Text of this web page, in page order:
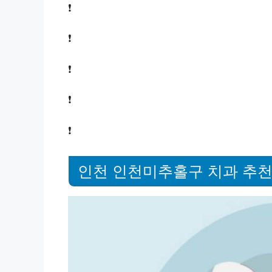
❗
❗
❗
❗
❗
인천 인천미추홀구 치과 추천